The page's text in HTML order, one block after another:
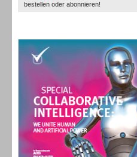
bestellen oder abonnieren!
Personal